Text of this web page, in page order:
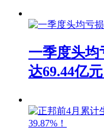
一季度头均
达69.44亿元